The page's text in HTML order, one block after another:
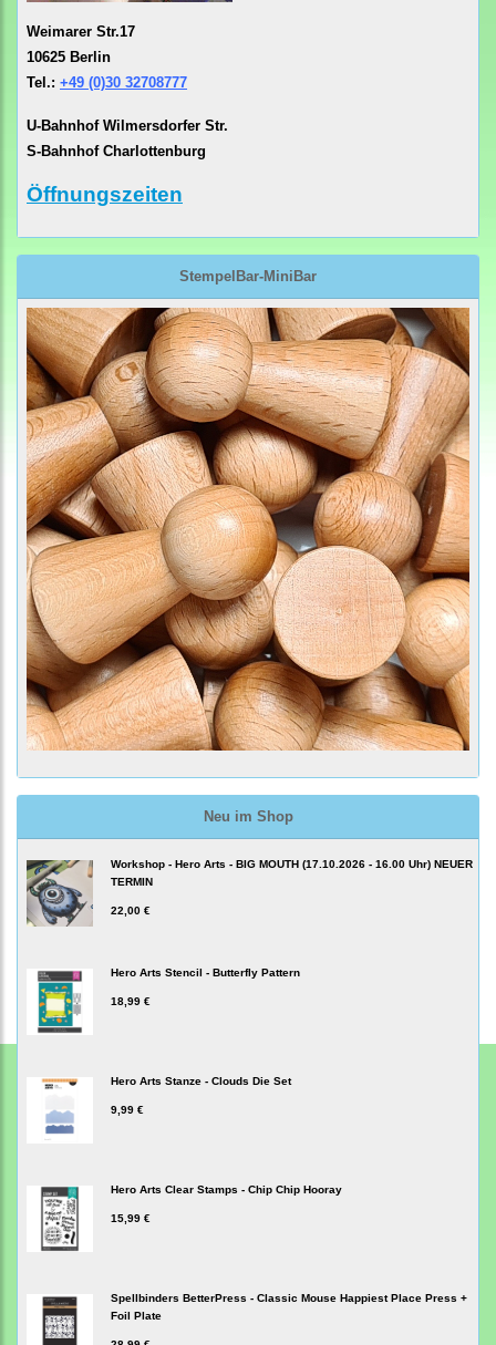
Weimarer Str.17
10625 Berlin
Tel.: +49 (0)30 32708777
U-Bahnhof Wilmersdorfer Str.
S-Bahnhof Charlottenburg
Öffnungszeiten
StempelBar-MiniBar
Neu im Shop
Workshop - Hero Arts - BIG MOUTH (17.10.2026 - 16.00 Uhr) NEUER
TERMIN
22,00 €
Hero Arts Stencil - Butterfly Pattern
18,99 €
Hero Arts Stanze - Clouds Die Set
9,99 €
Hero Arts Clear Stamps - Chip Chip Hooray
15,99 €
Spellbinders BetterPress - Classic Mouse Happiest Place Press +
Foil Plate